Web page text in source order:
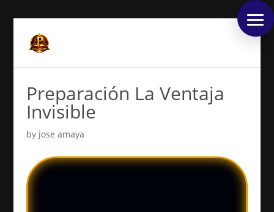
Preparación La Ventaja
Invisible
by jose amaya